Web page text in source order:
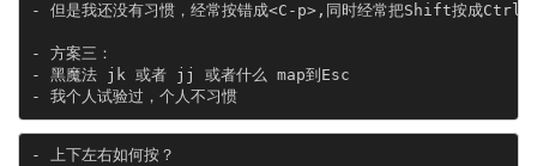
- 但是我还没有习惯，经常按错成<C-p>,同时经常把Shift按成Ctrl
- 方案三：
- 黑魔法 jk 或者 jj 或者什么 map到Esc
- 我个人试验过，个人不习惯
- 上下左右如何按？